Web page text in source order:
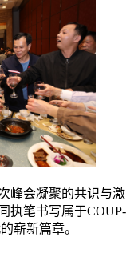
峰会凝聚的共识与激
执笔书写属于COUP-
崭新篇章。